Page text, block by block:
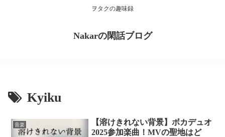
ヲタクの趣味録
Nakarの閑話ブログ
Kyiku
音楽
【溶けきれない背景】ボカデュオ
2025参加楽曲！MVの聖地はど